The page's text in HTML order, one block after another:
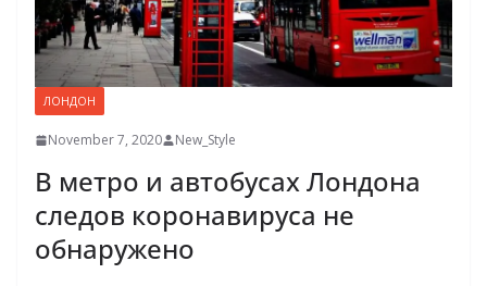
ЛОНДОН
November 7, 2020 New_Style
В метро и автобусах Лондона
следов коронавируса не
обнаружено